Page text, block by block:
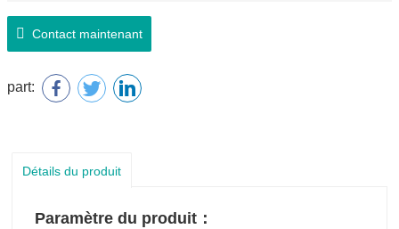
de l'industrie commencent à choisir le
matériau en alliage pour l'application.
Contact maintenant
part:
Détails du produit
Paramètre du produit：